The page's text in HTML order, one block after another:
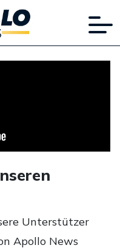
Unterstützer
Apollo News